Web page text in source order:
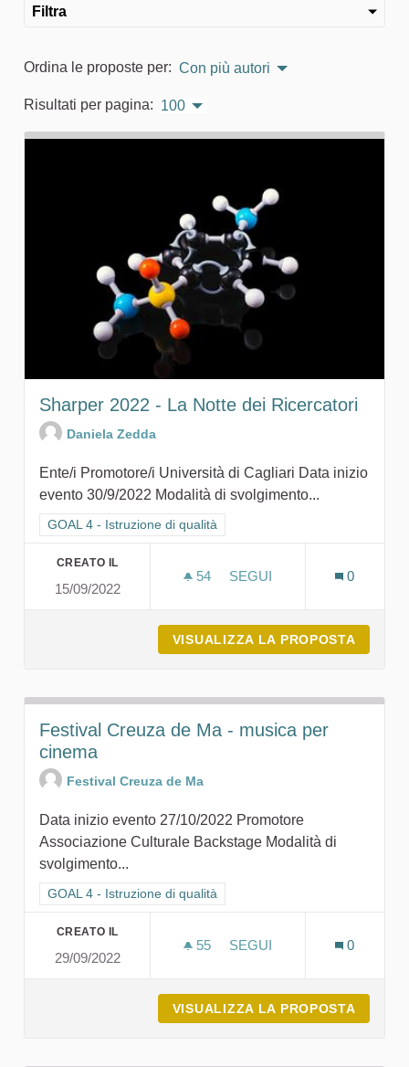
Filtra
Ordina le proposte per: Con più autori
Risultati per pagina: 100
Sharper 2022 - La Notte dei Ricercatori
Daniela Zedda
Ente/i Promotore/i Università di Cagliari Data inizio
evento 30/9/2022 Modalità di svolgimento...
Filtra i risultati per categoria: GOAL 4 - Istruzione di qualità
GOAL 4 - Istruzione di qualità
CREATO IL
15/09/2022
54 54 SOSTENITORI
SEGUI
0
VISUALIZZA LA PROPOSTA
Festival Creuza de Ma - musica per
cinema
Festival Creuza de Ma
Data inizio evento 27/10/2022 Promotore
Associazione Culturale Backstage Modalità di
svolgimento...
Filtra i risultati per categoria: GOAL 4 - Istruzione di qualità
GOAL 4 - Istruzione di qualità
CREATO IL
29/09/2022
55 55 SOSTENITORI
SEGUI
0
VISUALIZZA LA PROPOSTA